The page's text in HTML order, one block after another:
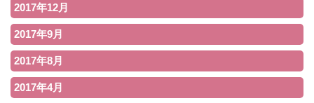
2017年12月
2017年9月
2017年8月
2017年4月